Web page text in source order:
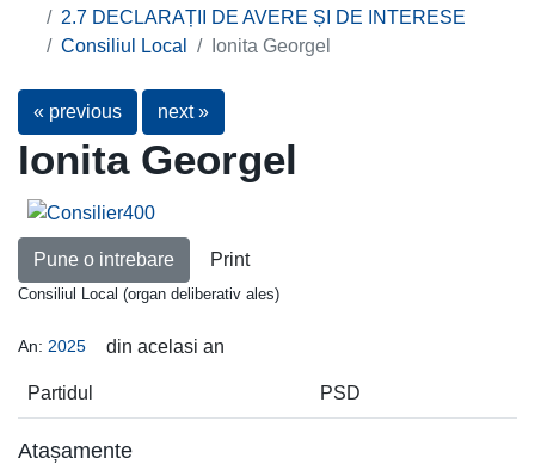
2.7 DECLARAȚII DE AVERE ȘI DE INTERESE
Consiliul Local
Ionita Georgel
« previous next »
Ionita Georgel
Pune o intrebare Print
Consiliul Local (organ deliberativ ales)
An: 2025 din acelasi an
Partidul PSD
Atașamente